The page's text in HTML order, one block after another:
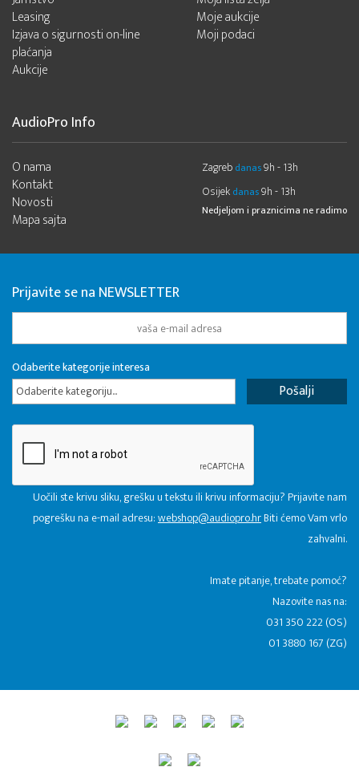
Leasing
Izjava o sigurnosti on-line
plaćanja
Aukcije
Moje aukcije
Moji podaci
AudioPro Info
O nama
Kontakt
Novosti
Mapa sajta
Zagreb danas9h - 13h
Osijek danas9h - 13h
Nedjeljom i praznicima ne radimo
Prijavite se na NEWSLETTER
Odaberite kategorije interesa
Odaberite kategoriju...
Uočili ste krivu sliku, grešku u tekstu ili krivu informaciju? Prijavite nam
pogrešku na e-mail adresu:webshop@audiopro.hrBiti ćemo Vam vrlo
zahvalni.
​Imate pitanje, trebate pomoć?
Nazovite nas na:
031 350 222 (OS)
01 3880 167 (ZG)